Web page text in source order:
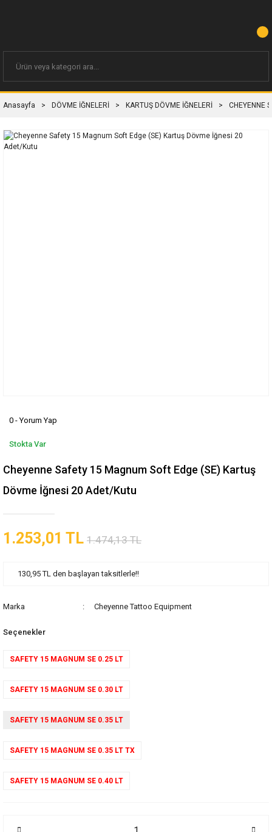
Anasayfa DÖVME İĞNELERİ KARTUŞ DÖVME İĞNELERİ CHEYENNE
0 - Yorum Yap
Stokta Var
Cheyenne Safety 15 Magnum Soft Edge (SE) Kartuş
Dövme İğnesi 20 Adet/Kutu
1.253,01 TL 1.474,13 TL
130,95 TL den başlayan taksitlerle!!
Marka Cheyenne Tattoo Equipment
Seçenekler
SAFETY 15 MAGNUM SE 0.25 LT
SAFETY 15 MAGNUM SE 0.30 LT
SAFETY 15 MAGNUM SE 0.35 LT
SAFETY 15 MAGNUM SE 0.35 LT TX
SAFETY 15 MAGNUM SE 0.40 LT